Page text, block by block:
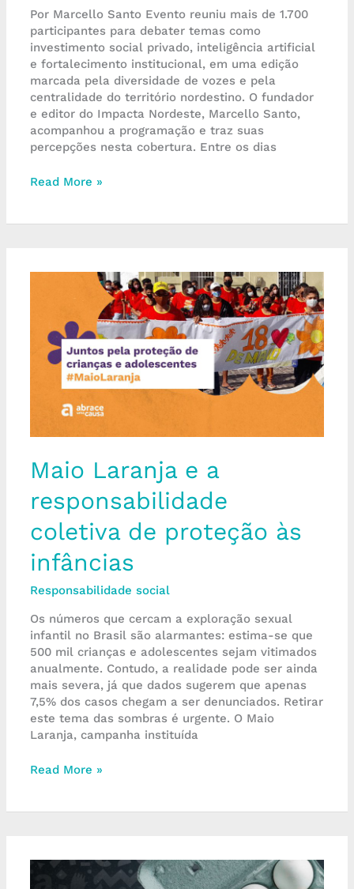
Por Marcello Santo Evento reuniu mais de 1.700
participantes para debater temas como
investimento social privado, inteligência artificial
e fortalecimento institucional, em uma edição
marcada pela diversidade de vozes e pela
centralidade do território nordestino. O fundador
e editor do Impacta Nordeste, Marcello Santo,
acompanhou a programação e traz suas
percepções nesta cobertura. Entre os dias
Read More »
Maio Laranja e a
responsabilidade
coletiva de proteção às
infâncias
Responsabilidade social
Os números que cercam a exploração sexual
infantil no Brasil são alarmantes: estima-se que
500 mil crianças e adolescentes sejam vitimados
anualmente. Contudo, a realidade pode ser ainda
mais severa, já que dados sugerem que apenas
7,5% dos casos chegam a ser denunciados. Retirar
este tema das sombras é urgente. O Maio
Laranja, campanha instituída
responsabilidade
coletiva
Read More »
Doação